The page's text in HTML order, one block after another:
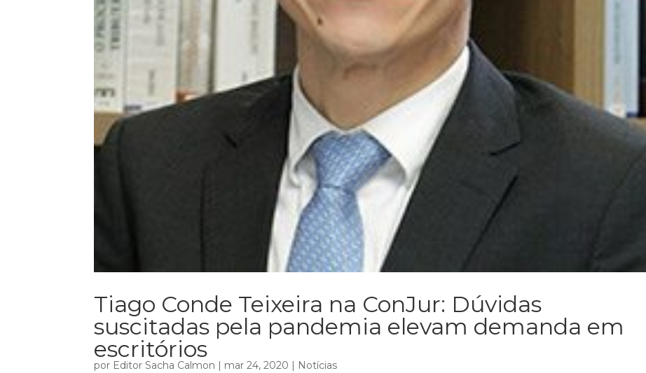
Tiago Conde Teixeira na ConJur: Dúvidas
suscitadas pela pandemia elevam demanda em
escritórios
por Editor Sacha Calmon | mar 24, 2020 | Notícias